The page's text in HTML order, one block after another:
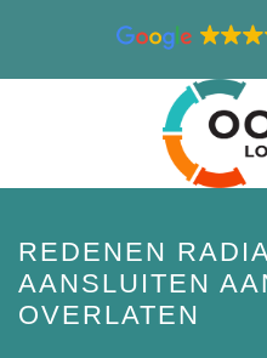
REDENEN
AANSLUITEN
OVERLATEN